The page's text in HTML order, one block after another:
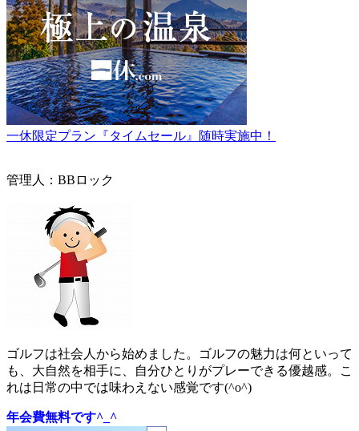
一休限定プラン『タイムセール』随時実施中！
管理人：BBロック
ゴルフは社会人から始めました。ゴルフの魅力は何といって
も、大自然を相手に、自分ひとりがプレーできる優越感。こ
れは日常の中では味わえない感覚です(^o^)
年会費無料です^_^